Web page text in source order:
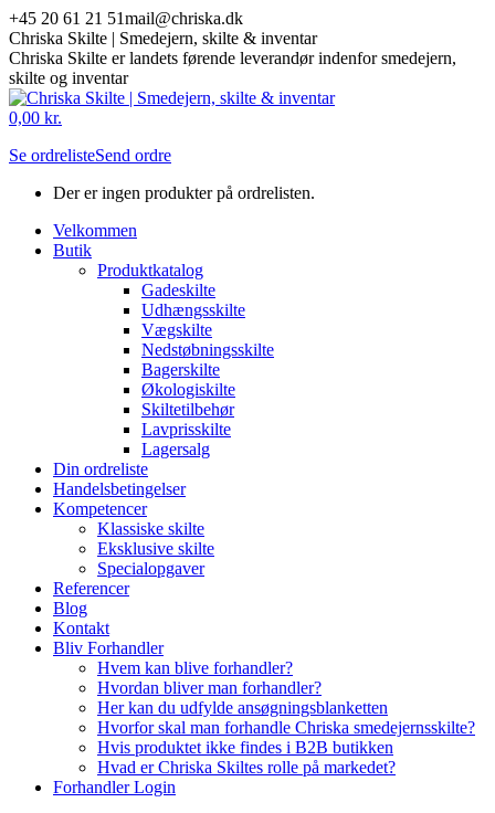
Skip
to
content
+45 20 61 21 51mail@chriska.dk
Chriska Skilte | Smedejern, skilte & inventar
Chriska Skilte er landets førende leverandør indenfor smedejern,
skilte og inventar
Mail
opens
new
Facebook
opens
new
0,00 kr.
Se ordrelisteSend ordre
Der er ingen produkter på ordrelisten.
Velkommen
Butik
Produktkatalog
Gadeskilte
Udhængsskilte
Vægskilte
Nedstøbningsskilte
Bagerskilte
Økologiskilte
Skiltetilbehør
Lavprisskilte
Lagersalg
Din ordreliste
Handelsbetingelser
Kompetencer
Klassiske skilte
Eksklusive skilte
Specialopgaver
Referencer
Blog
Kontakt
Bliv Forhandler
Hvem kan blive forhandler?
Hvordan bliver man forhandler?
Her kan du udfylde ansøgningsblanketten
Hvorfor skal man forhandle Chriska smedejernsskilte?
Hvis produktet ikke findes i B2B butikken
Hvad er Chriska Skiltes rolle på markedet?
Forhandler Login